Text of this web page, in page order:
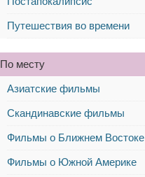
Путешествия во времени
По месту
Азиатские фильмы
Скандинавские фильмы
Фильмы о Ближнем Востоке
Фильмы о Южной Америке